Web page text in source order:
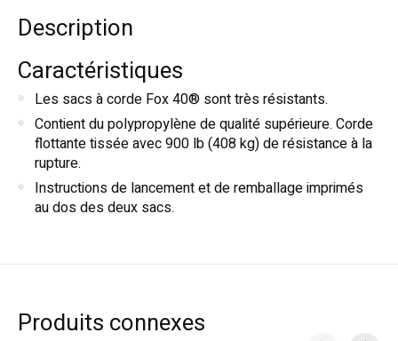
Description
Caractéristiques
Les sacs à corde Fox 40® sont très résistants.
Contient du polypropylène de qualité supérieure. Corde
flottante tissée avec 900 lb (408 kg) de résistance à la
rupture.
Instructions de lancement et de remballage imprimés
au dos des deux sacs.
Produits connexes